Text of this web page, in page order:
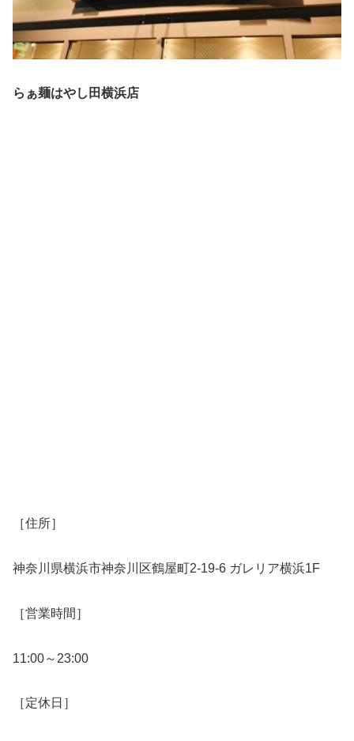
らぁ麺はやし田横浜店
［住所］
神奈川県横浜市神奈川区鶴屋町2-19-6 ガレリア横浜1F
［営業時間］
11:00～23:00
［定休日］